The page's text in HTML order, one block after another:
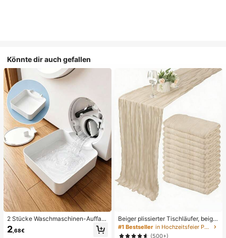
Könnte dir auch gefallen
2 Stücke Waschmaschinen-Auffan
gwanne Tropfschale, wasserdichte
Bodenschutzmatte für Waschraum,
2 ,68€
Beiger plissierter Tischläufer, beige
Tischdecke, Geburtstagsfeier-Zub
ehör, Geburtstagsdekoration, hellbr
#1 Bestseller
in Hochzeitsfeier Party-Tischdecke
(500+)